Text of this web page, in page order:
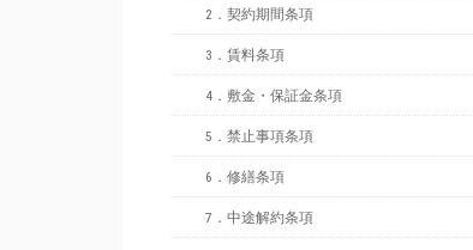
2．契約期間条項
3．賃料条項
4．敷金・保証金条項
5．禁止事項条項
6．修繕条項
7．中途解約条項